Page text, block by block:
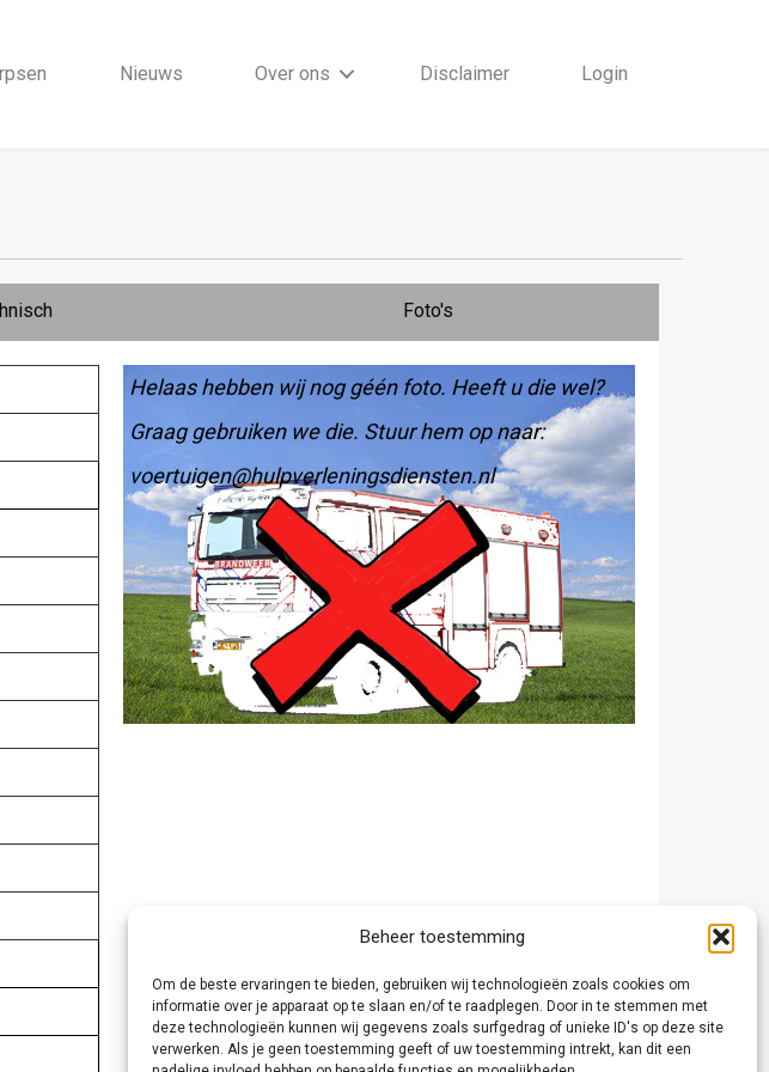
Beheer toestemming
Om de beste ervaringen te bieden, gebruiken wij technologieën zoals cookies om
informatie over je apparaat op te slaan en/of te raadplegen. Door in te stemmen met
deze technologieën kunnen wij gegevens zoals surfgedrag of unieke ID's op deze site
verwerken. Als je geen toestemming geeft of uw toestemming intrekt, kan dit een
Nieuws Over ons Disclaimer Login
Foto's
Helaas hebben wij nog géén foto. Heeft u die wel?
Graag gebruiken we die. Stuur hem op naar:
voertuigen@hulpverleningsdiensten.nl